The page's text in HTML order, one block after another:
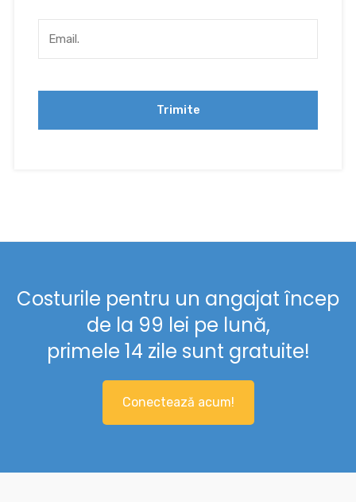
Costurile pentru un angajat încep
de la 99 lei pe lună,
primele 14 zile sunt gratuite!
Conectează acum!